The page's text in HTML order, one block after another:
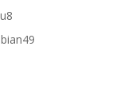
88
products
4949